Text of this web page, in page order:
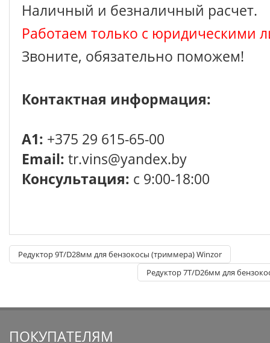
Наличный и безналичный расчет.
Работаем только с юридическими
Звоните, обязательно поможем!
Контактная информация:
A1: +375 29 615-65-00
Email: tr.vins@yandex.by
Консультация: с 9:00-18:00
Редуктор 9T/D28мм для бензокосы (триммера) Winzor
Редуктор 7T/D26мм для
ПОКУПАТЕЛЯМ